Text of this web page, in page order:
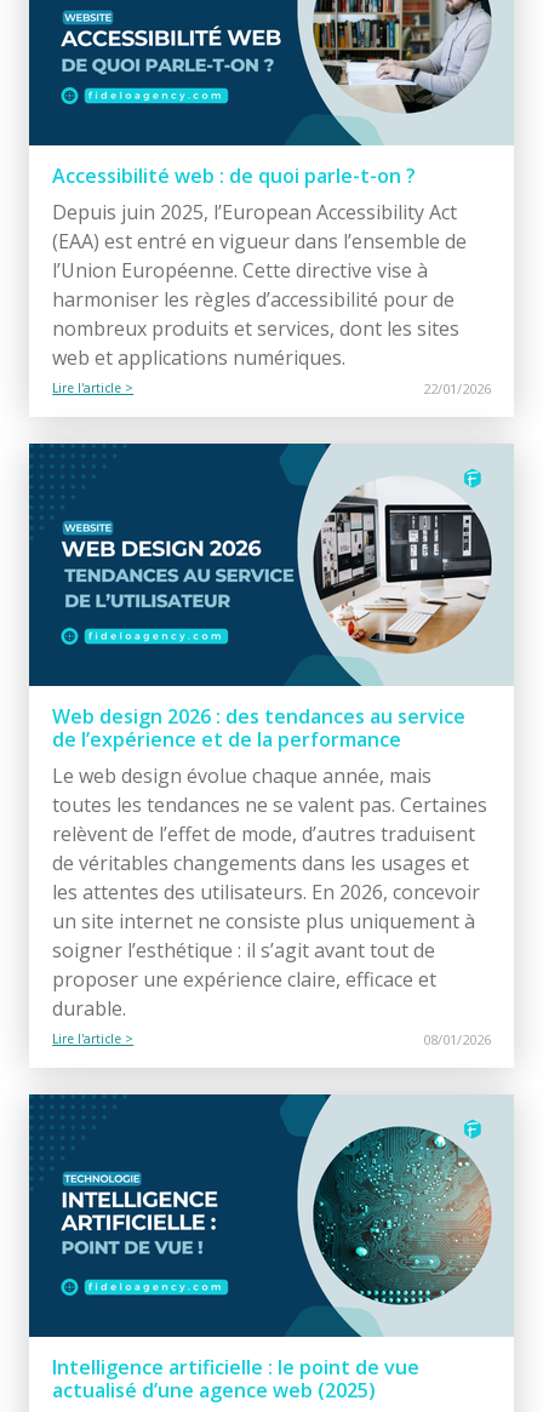
Accessibilité web : de quoi parle-t-on ?
Depuis juin 2025, l’European Accessibility Act
(EAA) est entré en vigueur dans l’ensemble de
l’Union Européenne. Cette directive vise à
harmoniser les règles d’accessibilité pour de
nombreux produits et services, dont les sites
web et applications numériques.
Lire l'article > 22/01/2026
Web design 2026 : des tendances au service
de l’expérience et de la performance
Le web design évolue chaque année, mais
toutes les tendances ne se valent pas. Certaines
relèvent de l’effet de mode, d’autres traduisent
de véritables changements dans les usages et
les attentes des utilisateurs. En 2026, concevoir
un site internet ne consiste plus uniquement à
soigner l’esthétique : il s’agit avant tout de
proposer une expérience claire, efficace et
durable.
Lire l'article > 08/01/2026
Intelligence artificielle : le point de vue
actualisé d’une agence web (2025)